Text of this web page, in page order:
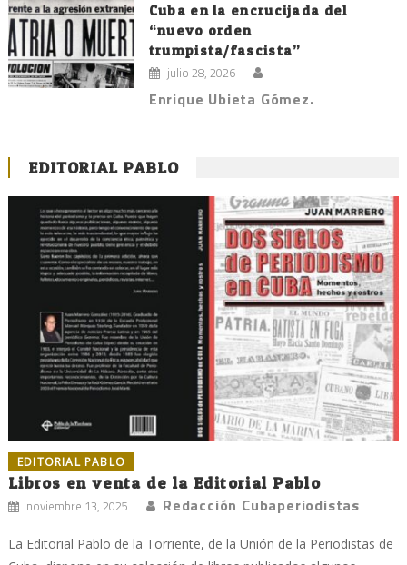
Cuba en la encrucijada del
“nuevo orden
trumpista/fascista”
julio 28, 2026
Enrique Ubieta Gómez.
EDITORIAL PABLO
EDITORIAL PABLO
Libros en venta de la Editorial Pablo
noviembre 13, 2025 Redacción Cubaperiodistas
La Editorial Pablo de la Torriente, de la Unión de la Periodistas de